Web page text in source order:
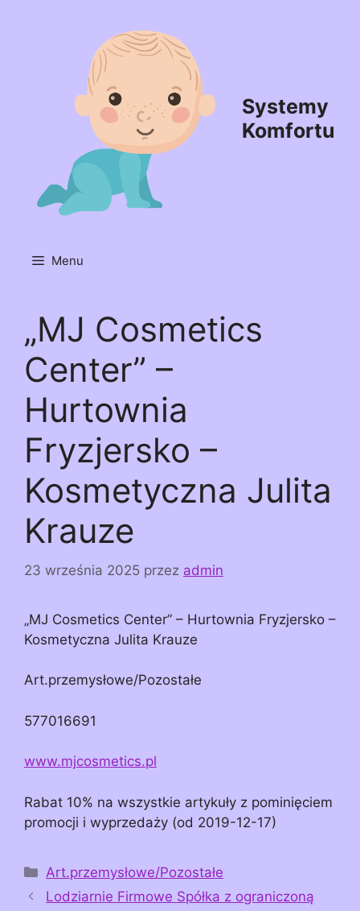
Systemy
Komfortu
Menu
„MJ Cosmetics
Center” –
Hurtownia
Fryzjersko –
Kosmetyczna Julita
Krauze
23 września 2025 przez admin
„MJ Cosmetics Center” – Hurtownia Fryzjersko –
Kosmetyczna Julita Krauze
Art.przemysłowe/Pozostałe
577016691
www.mjcosmetics.pl
Rabat 10% na wszystkie artykuły z pominięciem
promocji i wyprzedaży (od 2019-12-17)
Kategorie
Art.przemysłowe/Pozostałe
Lodziarnie Firmowe Spółka z ograniczoną